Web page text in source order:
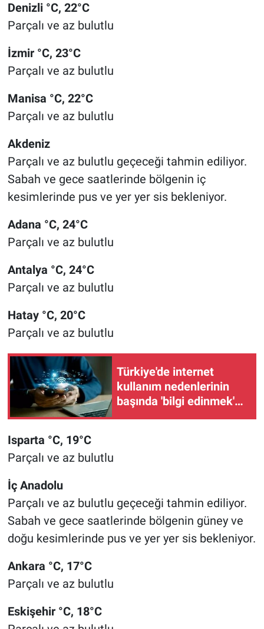
Denizli °C, 22°C
Parçalı ve az bulutlu
İzmir °C, 23°C
Parçalı ve az bulutlu
Manisa °C, 22°C
Parçalı ve az bulutlu
Akdeniz
Parçalı ve az bulutlu geçeceği tahmin ediliyor.
Sabah ve gece saatlerinde bölgenin iç
kesimlerinde pus ve yer yer sis bekleniyor.
Adana °C, 24°C
Parçalı ve az bulutlu
Antalya °C, 24°C
Parçalı ve az bulutlu
Hatay °C, 20°C
Parçalı ve az bulutlu
Türkiye'de internet
kullanım nedenlerinin
başında 'bilgi edinmek'
yer alıyor
Isparta °C, 19°C
Parçalı ve az bulutlu
İç Anadolu
Parçalı ve az bulutlu geçeceği tahmin ediliyor.
Sabah ve gece saatlerinde bölgenin güney ve
doğu kesimlerinde pus ve yer yer sis bekleniyor.
Ankara °C, 17°C
Parçalı ve az bulutlu
Eskişehir °C, 18°C